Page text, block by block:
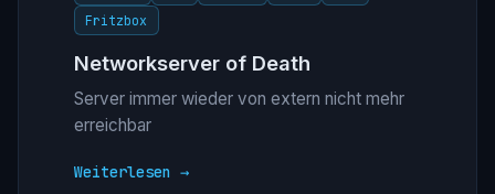
Fritzbox
Networkserver of Death
Server immer wieder von extern nicht mehr
erreichbar
Weiterlesen →